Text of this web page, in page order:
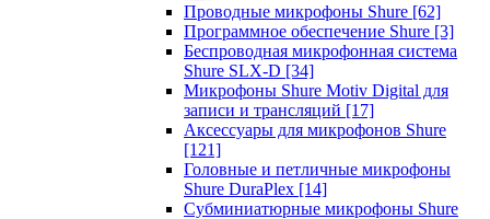
Проводные микрофоны Shure [62]
Программное обеспечение Shure [3]
Беспроводная микрофонная система
Shure SLX-D [34]
Микрофоны Shure Motiv Digital для
записи и трансляций [17]
Аксессуары для микрофонов Shure
[121]
Головные и петличные микрофоны
Shure DuraPlex [14]
Субминиатюрные микрофоны Shure